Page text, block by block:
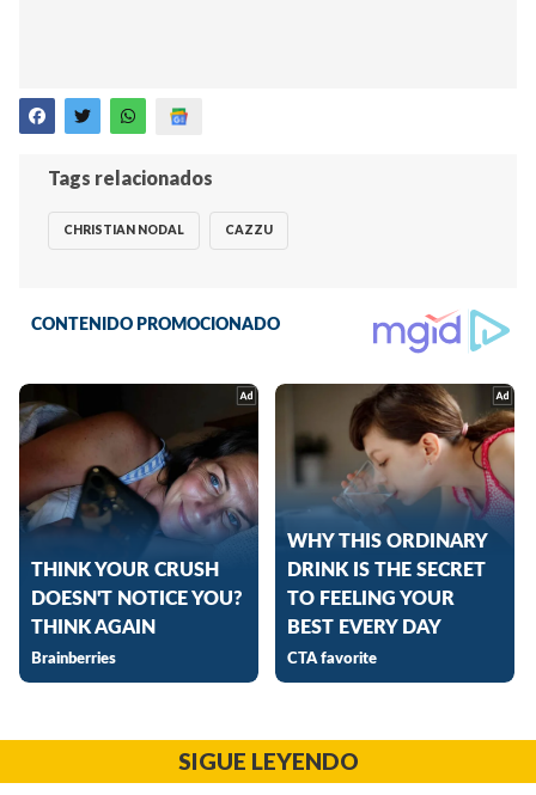
Tags relacionados
CHRISTIAN NODAL CAZZU
SIGUE LEYENDO